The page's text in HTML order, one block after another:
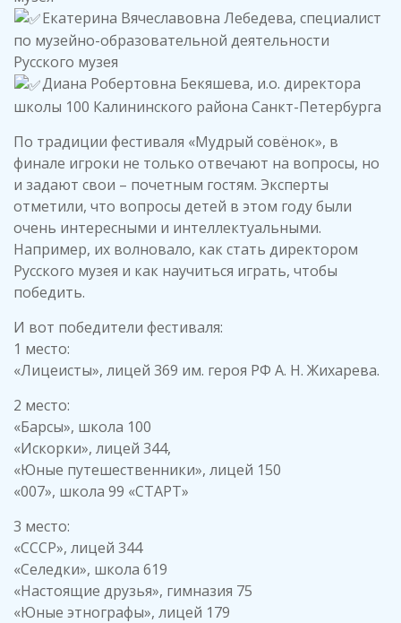
Екатерина Вячеславовна Лебедева, специалист
по музейно-образовательной деятельности
Русского музея
Диана Робертовна Бекяшева, и.о. директора
школы 100 Калининского района Санкт-Петербурга
По традиции фестиваля «Мудрый совёнок», в
финале игроки не только отвечают на вопросы, но
и задают свои – почетным гостям. Эксперты
отметили, что вопросы детей в этом году были
очень интересными и интеллектуальными.
Например, их волновало, как стать директором
Русского музея и как научиться играть, чтобы
победить.
И вот победители фестиваля:
1 место:
«Лицеисты», лицей 369 им. героя РФ А. Н. Жихарева.
2 место:
«Барсы», школа 100
«Искорки», лицей 344,
«Юные путешественники», лицей 150
«007», школа 99 «СТАРТ»
3 место:
«СССР», лицей 344
«Селедки», школа 619
«Настоящие друзья», гимназия 75
«Юные этнографы», лицей 179